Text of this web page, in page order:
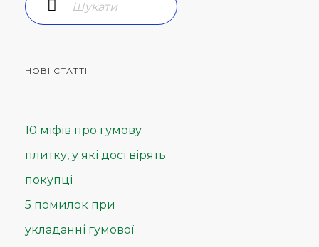
НОВІ СТАТТІ
10 міфів про гумову
плитку, у які досі вірять
покупці
5 помилок при
укладанні гумової